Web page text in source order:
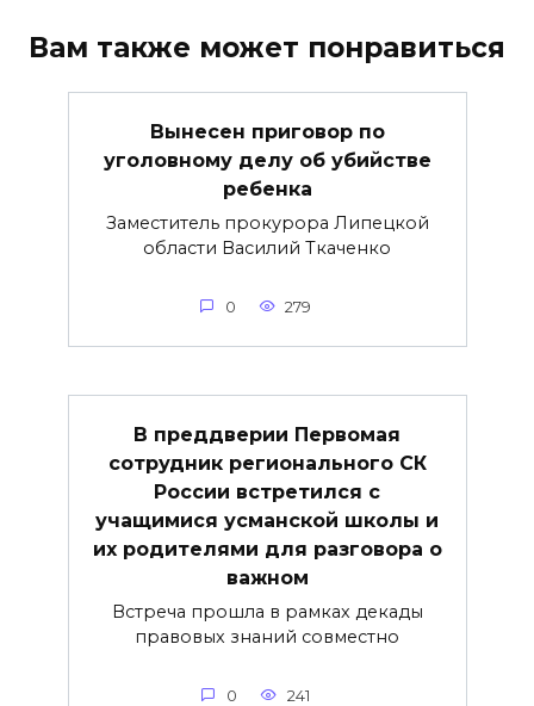
Вам также может понравиться
Вынесен приговор по
уголовному делу об убийстве
ребенка
Заместитель прокурора Липецкой
области Василий Ткаченко
0 279
В преддверии Первомая
сотрудник регионального СК
России встретился с
учащимися усманской школы и
их родителями для разговора о
важнoм
Встреча прошла в рамках декады
правовых знаний совместно
0 241